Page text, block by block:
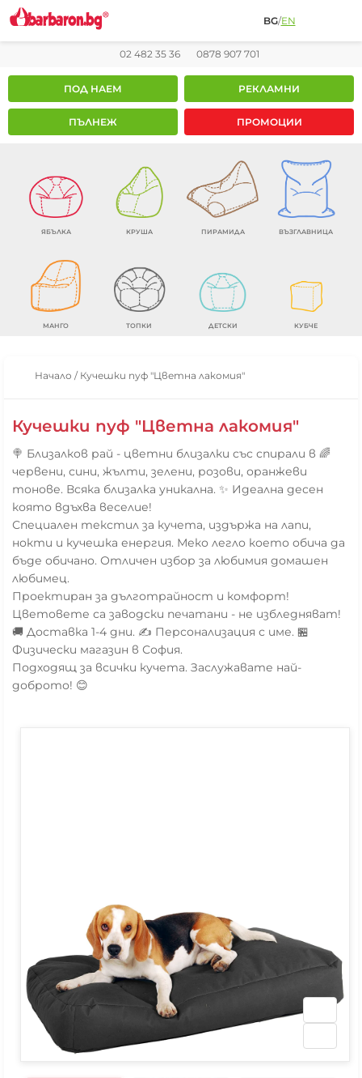
BG/EN
02 482 35 36 0878 907 701
ПОД НАЕМ РЕКЛАМНИ
ПЪЛНЕЖ ПРОМОЦИИ
ЯБЪЛКА КРУША ПИРАМИДА ВЪЗГЛАВНИЦА
МАНГО ТОПКИ ДЕТСКИ КУБЧЕ
Начало / Кучешки пуф "Цветна лакомия"
Кучешки пуф "Цветна лакомия"
🍭 Близалков рай - цветни близалки със спирали в 🌈
червени, сини, жълти, зелени, розови, оранжеви
тонове. Всяка близалка уникална. ✨ Идеална десен
която вдъхва веселие!
Специален текстил за кучета, издържа на лапи,
нокти и кучешка енергия. Меко легло което обича да
бъде обичано. Отличен избор за любимия домашен
любимец.
Проектиран за дълготрайност и комфорт!
Цветовете са заводски печатани - не избледняват!
🚚 Доставка 1-4 дни. ✍️ Персонализация с име. 🏪
Физически магазин в София.
Подходящ за всички кучета. Заслужавате най-
доброто! 😊